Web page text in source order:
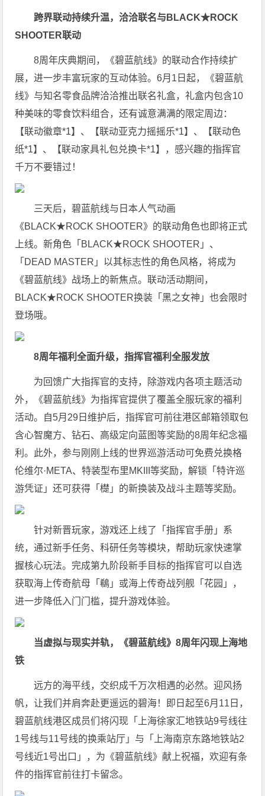
跨界联动持续升温，洽洽联名与BLACK★ROCK
SHOOTER联动
8周年庆典期间，《碧蓝航线》的联动合作持续扩
展，进一步丰富玩家的互动体验。6月1日起，《碧蓝航
线》与知名零食品牌洽洽推出联名礼盒，礼盒内包含10
种美味的零食饮料组合，还有诚意满满的限定周边：
【联动徽章*1】、【联动亚克力摇摇乐*1】、【联动色
纸*1】、【联动家具礼包兑换卡*1】，感兴趣的指挥官
千万不要错过！
三天后，碧蓝航线与日本人气动画
《BLACK★ROCK SHOOTER》的联动角色也即将正式
上线。新角色「BLACK★ROCK SHOOTER」、
「DEAD MASTER」以其标志性的角色风格，将成为
《碧蓝航线》战场上的新焦点。联动活动期间，
BLACK★ROCK SHOOTER换装「黑之女神」也会限时
登场哦。
8周年福利全面升级，指挥官福利全服发放
为回馈广大指挥官的支持，除游戏内各项主题活动
外，《碧蓝航线》为指挥官提供了覆盖全服玩家的福利
活动。自5月29日维护后，指挥官可前往港区邮箱领取包
含心智魔方、钻石、高级定向蓝图等奖励的8周年纪念福
利。此外，参与刚刚上线的世界巡游活动可免费兑换格
伦维尔·META、特装型布里MKIII等奖励，解锁「特许巡
游凭证」还可获得「檚」的新换装及战斗主题等奖励。
针对新晋玩家，游戏还上线了「指挥官手册」系
统，通过新手任务、科研任务等模块，帮助玩家快速掌
握核心玩法。完成第九阶段新手目标的指挥官可以自选
获取海上传奇航母「鵗」或海上传奇战列舰「花园」，
进一步降低入门门槛，提升游戏体验。
当虚拟与现实并轨，《碧蓝航线》8周年闪现上海地
铁
远方的海平线，交织成千万次相遇的必然。迎风扬
帆，让我们并肩奔赴更遥远的碧海！即日起至6月11日，
碧蓝航线港区成员们将闪现「上海徐家汇地铁站9号线往
1号线与11号线的换乘站厅」与「上海南京东路地铁站2
号线近1号出口」，为《碧蓝航线》献上祝福，欢迎有条
件的指挥官前往打卡留念。